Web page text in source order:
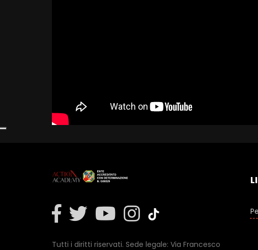
Tutti i diritti riservati. Sede legale: Via Francesco